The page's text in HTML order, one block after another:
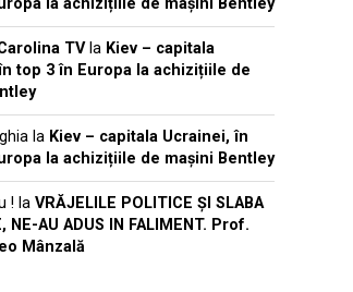
la achizițiile de mașini Bentley
TVla Kiev – capitala
top 3 în Europa la achizițiile de
la Kiev – capitala Ucrainei, în
la achizițiile de mașini Bentley
! la VRĂJELILE POLITICE ȘI SLABA
NE-AU ADUS IN FALIMENT. Prof.
Mânzală